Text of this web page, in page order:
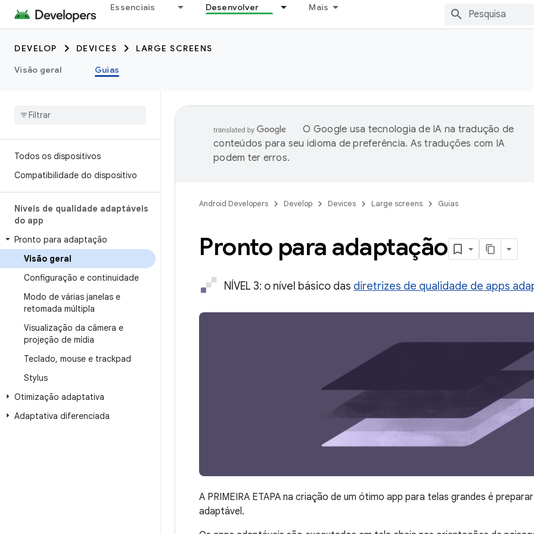
Essenciais Desenvolver Mais
DEVELOP DEVICES
LARGE SCREENS
Visão geral
Guias
Todos os dispositivos
Compatibilidade do dispositivo
Níveis de qualidade adaptáveis
do app
Pronto para adaptação
Visão geral
Configuração e continuidade
Modo de várias janelas e
retomada múltipla
Visualização da câmera e
projeção de mídia
Teclado, mouse e trackpad
Stylus
Otimização adaptativa
Adaptativa diferenciada
O Google usa tecnologia de IA na tradução de
conteúdos para seu idioma de preferência. As traduções com IA
podem ter erros.
Android Developers Develop Devices Large screens Guias
Pronto para adaptação
NÍVEL 3: o nível básico das diretrizes de qualidade de apps
A PRIMEIRA ETAPA na criação de um ótimo app para telas grandes é
adaptável.